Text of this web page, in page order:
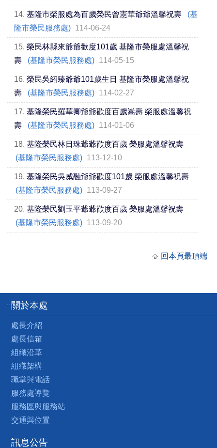
14. 基隆市榮服處為百歲榮民曾憲華爺爺溫馨祝壽
(基
隆市榮民服務處) 114-06-24
15. 榮民林縣來爺爺歡度101歲 基隆市榮服處溫馨祝
壽
(基隆市榮民服務處) 114-05-15
16. 榮民吳紹臻爺爺101歲生日 基隆市榮服處溫馨祝
壽
(基隆市榮民服務處) 114-02-27
17. 基隆榮民羅華卿爺爺歡度百歲嵩壽 榮服處溫馨祝
壽
(基隆市榮民服務處) 114-01-06
18. 基隆榮民林日珠爺爺歡度百歲 榮服處溫馨祝壽
(基隆市榮民服務處) 113-12-10
19. 基隆榮民吳威融爺爺歡度101歲 榮服處溫馨祝壽
(基隆市榮民服務處) 113-09-27
20. 基隆榮民劉玉平爺爺歡度百歲 榮服處溫馨祝壽
(基隆市榮民服務處) 113-09-20
回本頁最頂端
:::關於本處
處長介紹
處長信箱
組織沿革
組織架構
職掌與電話
服務處導覽
服務區與服務站
交通與位置
訊息公告